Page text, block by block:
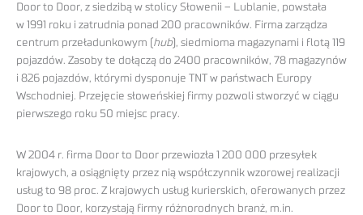
Door to Door, z siedzibą w stolicy Słowenii – Lublanie, powstała
w 1991 roku i zatrudnia ponad 200 pracowników. Firma zarządza
centrum przeładunkowym (hub), siedmioma magazynami i flotą 119
pojazdów. Zasoby te dołączą do 2400 pracowników, 78 magazynów
i 826 pojazdów, którymi dysponuje TNT w państwach Europy
Wschodniej. Przejęcie słoweńskiej firmy pozwoli stworzyć w ciągu
pierwszego roku 50 miejsc pracy.
W 2004 r. firma Door to Door przewiozła 1 200 000 przesyłek
krajowych, a osiągnięty przez nią współczynnik wzorowej realizacji
usług to 98 proc. Z krajowych usług kurierskich, oferowanych przez
Door to Door, korzystają firmy różnorodnych branż, m.in.